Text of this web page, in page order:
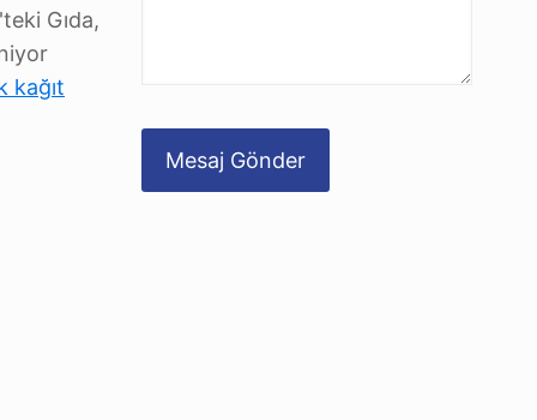
Gıda,
kağıt